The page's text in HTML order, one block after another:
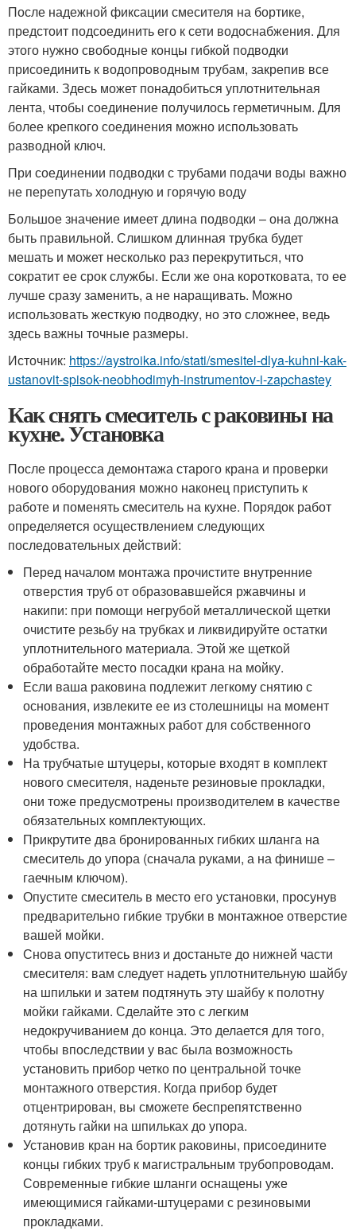
После надежной фиксации смесителя на бортике,
предстоит подсоединить его к сети водоснабжения. Для
этого нужно свободные концы гибкой подводки
присоединить к водопроводным трубам, закрепив все
гайками. Здесь может понадобиться уплотнительная
лента, чтобы соединение получилось герметичным. Для
более крепкого соединения можно использовать
разводной ключ.
При соединении подводки с трубами подачи воды важно
не перепутать холодную и горячую воду
Большое значение имеет длина подводки – она должна
быть правильной. Слишком длинная трубка будет
мешать и может несколько раз перекрутиться, что
сократит ее срок службы. Если же она коротковата, то ее
лучше сразу заменить, а не наращивать. Можно
использовать жесткую подводку, но это сложнее, ведь
здесь важны точные размеры.
Источник: https://aystroika.info/stati/smesitel-dlya-kuhni-kak-
ustanovit-spisok-neobhodimyh-instrumentov-i-zapchastey
Как снять смеситель с раковины на
кухне. Установка
После процесса демонтажа старого крана и проверки
нового оборудования можно наконец приступить к
работе и поменять смеситель на кухне. Порядок работ
определяется осуществлением следующих
последовательных действий:
Перед началом монтажа прочистите внутренние
отверстия труб от образовавшейся ржавчины и
накипи: при помощи негрубой металлической щетки
очистите резьбу на трубках и ликвидируйте остатки
уплотнительного материала. Этой же щеткой
обработайте место посадки крана на мойку.
Если ваша раковина подлежит легкому снятию с
основания, извлеките ее из столешницы на момент
проведения монтажных работ для собственного
удобства.
На трубчатые штуцеры, которые входят в комплект
нового смесителя, наденьте резиновые прокладки,
они тоже предусмотрены производителем в качестве
обязательных комплектующих.
Прикрутите два бронированных гибких шланга на
смеситель до упора (сначала руками, а на финише –
гаечным ключом).
Опустите смеситель в место его установки, просунув
предварительно гибкие трубки в монтажное отверстие
вашей мойки.
Снова опуститесь вниз и достаньте до нижней части
смесителя: вам следует надеть уплотнительную шайбу
на шпильки и затем подтянуть эту шайбу к полотну
мойки гайками. Сделайте это с легким
недокручиванием до конца. Это делается для того,
чтобы впоследствии у вас была возможность
установить прибор четко по центральной точке
монтажного отверстия. Когда прибор будет
отцентрирован, вы сможете беспрепятственно
дотянуть гайки на шпильках до упора.
Установив кран на бортик раковины, присоедините
концы гибких труб к магистральным трубопроводам.
Современные гибкие шланги оснащены уже
имеющимися гайками-штуцерами с резиновыми
прокладками.